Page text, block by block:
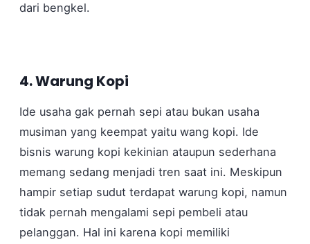
dari bengkel.
4. Warung Kopi
Ide usaha gak pernah sepi atau bukan usaha
musiman yang keempat yaitu wang kopi. Ide
bisnis warung kopi kekinian ataupun sederhana
memang sedang menjadi tren saat ini. Meskipun
hampir setiap sudut terdapat warung kopi, namun
tidak pernah mengalami sepi pembeli atau
pelanggan. Hal ini karena kopi memiliki